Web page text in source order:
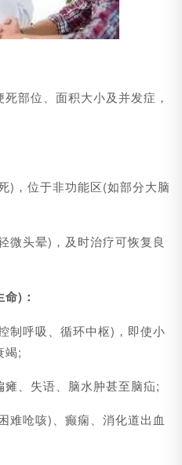
部位、面积大小及并发症，
位于非功能区(如部分大脑
头晕)，及时治疗可恢复良
)：
呼吸、循环中枢)，即使小
竭;
、失语、脑水肿甚至脑疝;
呛咳)、癫痫、消化道出血